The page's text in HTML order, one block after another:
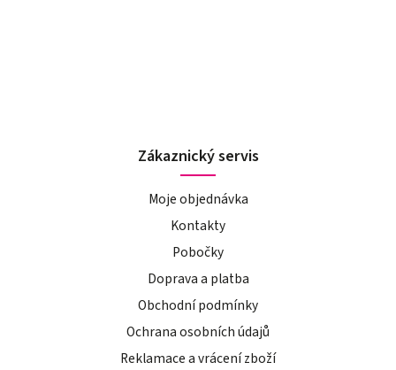
Zákaznický servis
Moje objednávka
Kontakty
Pobočky
Doprava a platba
Obchodní podmínky
Ochrana osobních údajů
Reklamace a vrácení zboží